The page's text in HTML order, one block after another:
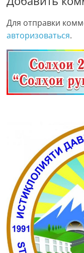
Для отправки
авторизоваться.